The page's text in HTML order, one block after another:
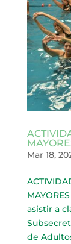
Mar 18,
asistir a
de